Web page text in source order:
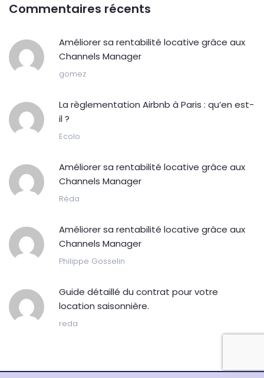
Commentaires récents
Améliorer sa rentabilité locative grâce aux
Channels Manager
gomez
La règlementation Airbnb à Paris : qu’en est-
il ?
Ecolo
Améliorer sa rentabilité locative grâce aux
Channels Manager
Réda
Améliorer sa rentabilité locative grâce aux
Channels Manager
Philippe Gosselin
Guide détaillé du contrat pour votre
location saisonnière.
reda